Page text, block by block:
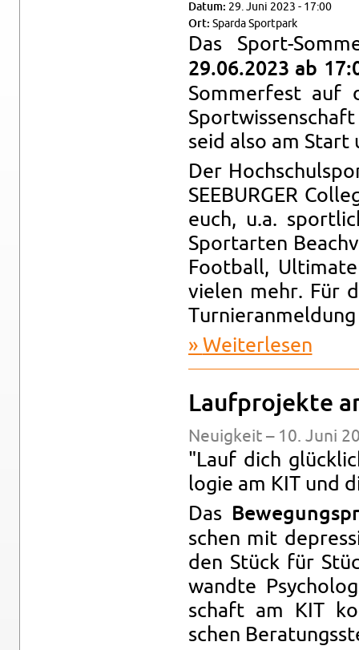
Datum: 29. Juni 2023 - 17:00
Ort: Spar­da Sport­park
Das Sport-
29.06.2023 ab
Som­mer­fest auf
seid also am Start
Der
SEE­BUR­GER
euch, u.a.
Sport­ar­ten
Foot­ball,
vie­len mehr. Für
Wei­ter­le­sen
Lauf­pro­jek­te
Neu­ig­keit – 10. Juni
"Lauf dich
lo­gie am KIT und
Das
schen mit
den Stück für
wand­te
schaft am KIT
schen